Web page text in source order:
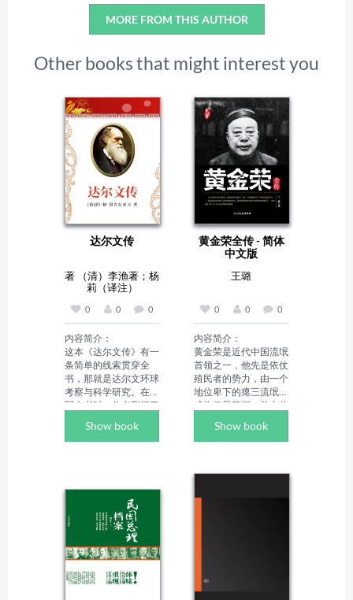
MORE FROM THIS AUTHOR
Other books that might interest you
达尔文传
著 （清）李渔著；杨
莉（译注）
0 0 0
内容简介：
这本《达尔文传》有一
条简单的线索贯穿全
书，那就是达尔文环球
考察与科学研究。在撰
写本书时，作者翻阅了
尔文自己撰写的《考察
日记》，还有他写给家
传记"中，内容最丰
富、涉及面最广泛的一
本。
阿·德·涅克拉索夫，俄
俄国诗歌史谱写了新的
Show book
黄金荣全传 - 简体
中文版
王璐
0 0 0
内容简介：
黄金荣是近代中国流氓
首领之一，他先是依仗
殖民者的势力，由一个
地位卑下的瘪三流氓而
成为租界警探，并由此
跃为法租界巡捕房的督
察长。这是他人生重要
开端，却也是他罪恶的
荣只能属于旧时代，没
轮面前，黄金荣后只能
黯然地走完自己的人
Show book